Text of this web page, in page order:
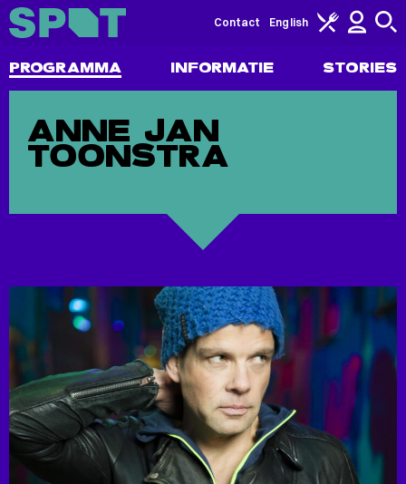
PROGRAMMA INFORMATIE STORIES
Contact English
ANNE JAN
TOONSTRA